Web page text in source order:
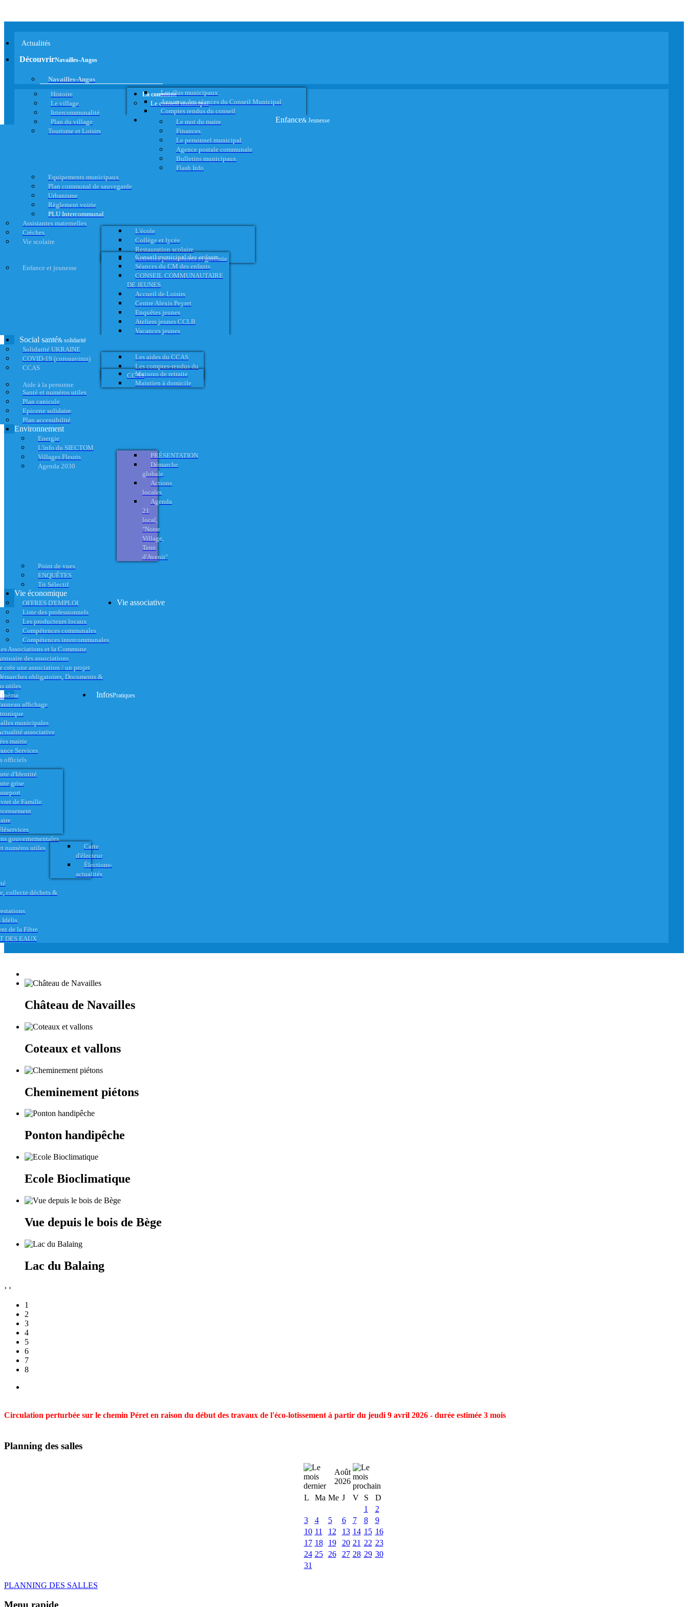
Actualités
DécouvrirNavailles-Angos
Navailles-Angos
Histoire
Le village
Intercommunalité
Plan du village
Tourisme et Loisirs
La commune
Le conseil municipal
Les élus municipaux
Annonce des séances du Conseil Municipal
Comptes rendus du conseil
Le mot du maire
Finances
Le personnel municipal
Agence postale communale
Bulletins municipaux
Flash Info
Equipements municipaux
Plan communal de sauvegarde
Urbanisme
Règlement voirie
PLU Intercommunal
Enfance& Jeunesse
Assistantes maternelles
Crèches
Vie scolaire
L'école
Collège et lycée
Restauration scolaire
Activités périscolaires et garderie
Enfance et jeunesse
Conseil municipal des enfants
Séances du CM des enfants
CONSEIL COMMUNAUTAIRE
DE JEUNES
Accueil de Loisirs
Centre Alexis Peyret
Enquêtes jeunes
Ateliers jeunes CCLB
Vacances jeunes
Social santé& solidarité
Solidarité UKRAINE
COVID-19 (coronavirus)
CCAS
Les aides du CCAS
Les comptes-rendus du
CCAS
Aide à la personne
Maisons de retraite
Maintien à domicile
Santé et numéros utiles
Plan canicule
Epicerie solidaire
Plan accessibilité
Environnement
Energie
L'info du SIECTOM
Villages Fleuris
Agenda 2030
PRÉSENTATION
Démarche
globale
Actions
locales
Agenda
21
local,
"Notre
Village,
Terre
d'Avenir"
Point de vues
ENQUÊTES
Tri Sélectif
Vie économique
OFFRES D'EMPLOI
Liste des professionnels
Les producteurs locaux
Compétences communales
Compétences intercommunales
Vie associative
Associations et la Commune
des associations
crée une association / un projet
obligatoires, Documents &
utiles
affichage
municipales
associative
InfosPratiques
mairie
Services
officiels
d'Identité
grise
de Famille
gouvernementales
numéros utiles
Carte
d'électeur
Élections-
actualités
collecte déchets &
Idélis
de la Fibre
DES EAUX
Château de Navailles
Coteaux et vallons
Cheminement piétons
Ponton handipêche
Ecole Bioclimatique
Vue depuis le bois de Bège
Lac du Balaing
› ‹
1
2
3
4
5
6
7
8
Circulation perturbée sur le chemin Péret en raison du début des travaux de l'éco-lotissement à partir du jeudi 9 avril 2026 - durée estimée 3 mois
Planning des salles
Août
2026
L
Ma Me J V S
D
1
2
3
4 5 6 7 8
9
10 11 12 13 14 15 16
17 18 19 20 21 22 23
24 25 26 27 28 29 30
31
PLANNING DES SALLES